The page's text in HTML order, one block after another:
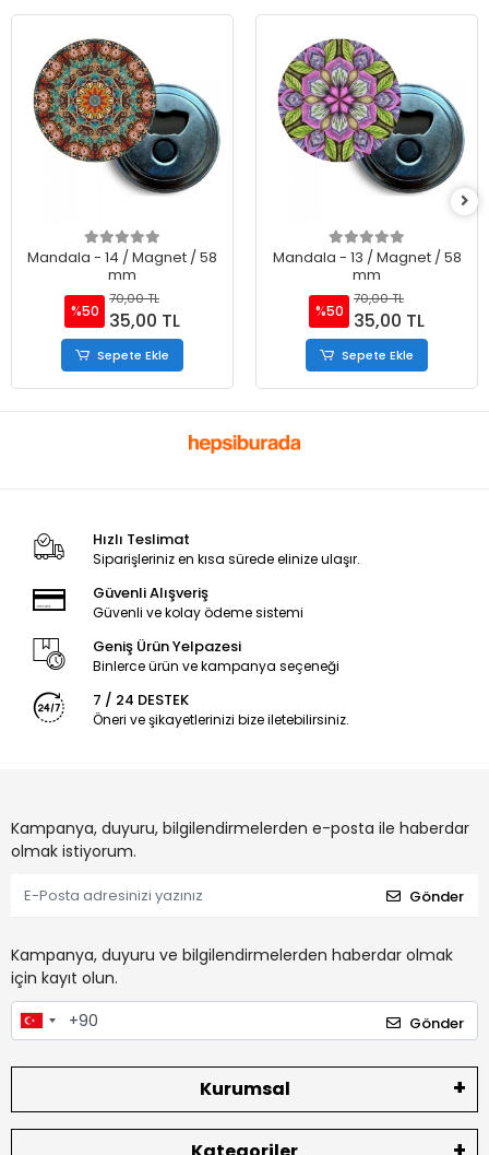
Mandala - 14 / Magnet / 58
mm
%50
70,00 TL
35,00 TL
Sepete Ekle
Mandala - 13 / Magnet / 58
mm
%50
70,00 TL
35,00 TL
Sepete Ekle
Hızlı Teslimat
Siparişleriniz en kısa sürede elinize ulaşır.
Güvenli Alışveriş
Güvenli ve kolay ödeme sistemi
Geniş Ürün Yelpazesi
Binlerce ürün ve kampanya seçeneği
7 / 24 DESTEK
Öneri ve şikayetlerinizi bize iletebilirsiniz.
Kampanya, duyuru, bilgilendirmelerden e-posta ile haberdar
olmak istiyorum.
Gönder
Kampanya, duyuru ve bilgilendirmelerden haberdar olmak
için kayıt olun.
Gönder
Kurumsal